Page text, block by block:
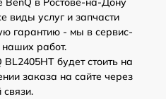
виды услуг и запчасти
гарантию - мы в сервис-
работ.
будет стоить на
заказа на сайте через